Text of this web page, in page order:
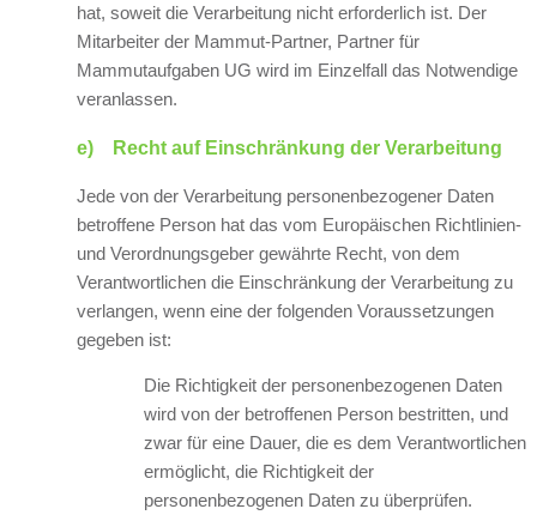
hat, soweit die Verarbeitung nicht erforderlich ist. Der
Mitarbeiter der Mammut-Partner, Partner für
Mammutaufgaben UG wird im Einzelfall das Notwendige
veranlassen.
e) Recht auf Einschränkung der Verarbeitung
Jede von der Verarbeitung personenbezogener Daten
betroffene Person hat das vom Europäischen Richtlinien-
und Verordnungsgeber gewährte Recht, von dem
Verantwortlichen die Einschränkung der Verarbeitung zu
verlangen, wenn eine der folgenden Voraussetzungen
gegeben ist:
Die Richtigkeit der personenbezogenen Daten
wird von der betroffenen Person bestritten, und
zwar für eine Dauer, die es dem Verantwortlichen
ermöglicht, die Richtigkeit der
personenbezogenen Daten zu überprüfen.